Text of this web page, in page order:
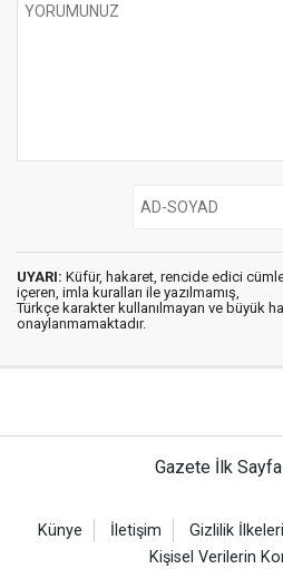
UYARI: Küfür, hakaret, rencide edici
içeren, imla kuralları ile yazılmamış,
Türkçe karakter kullanılmayan ve büyük
onaylanmamaktadır.
Gazete İlk
Künye İletişim Gizlilik İlkeleri
Kişisel Verilerin